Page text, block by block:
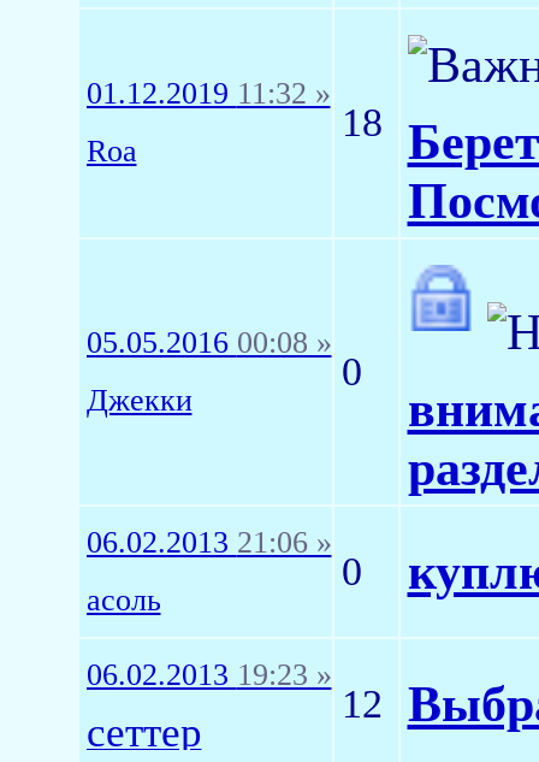
01.12.2019 11:32 »
Roa
18
05.05.2016 00:08 »
Джекки
0
06.02.2013 21:06 »
асоль
0
06.02.2013 19:23 »
сеттер
12